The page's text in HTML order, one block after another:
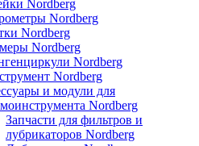
Nordberg
Nordberg
Nordberg
Nordberg
Nordberg
Nordberg
и модули для
Nordberg
Запчасти для фильтров и
лубрикаторов Nordberg